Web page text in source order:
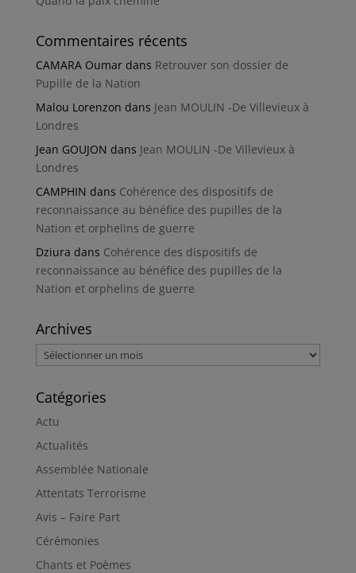
Commentaires récents
CAMARA Oumardans Retrouver son dossier de
Pupille de la Nation
Malou Lorenzon dans Jean MOULIN -De Villevieux à
Londres
Jean GOUJON dans Jean MOULIN -De Villevieux à
Londres
CAMPHIN dans Cohérence des dispositifs de
reconnaissance au bénéfice des pupilles de la
Nation et orphelins de guerre
Dziura dans Cohérence des dispositifs de
reconnaissance au bénéfice des pupilles de la
Nation et orphelins de guerre
Archives
Archives
Catégories
Actu
Actualités
Assemblée Nationale
Attentats Terrorisme
Avis – Faire Part
Cérémonies
Chants et Poèmes